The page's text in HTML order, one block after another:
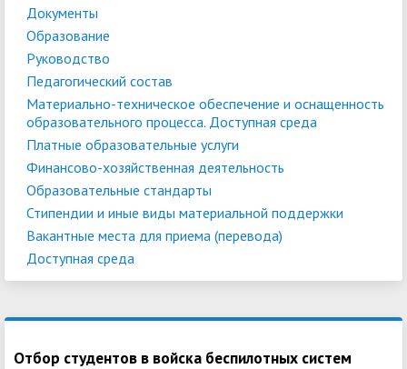
Документы
Образование
Руководство
Педагогический состав
Материально-техническое обеспечение и оснащенность
образовательного процесса. Доступная среда
Платные образовательные услуги
Финансово-хозяйственная деятельность
Образовательные стандарты
Стипендии и иные виды материальной поддержки
Вакантные места для приема (перевода)
Доступная среда
Отбор студентов в войска беспилотных систем